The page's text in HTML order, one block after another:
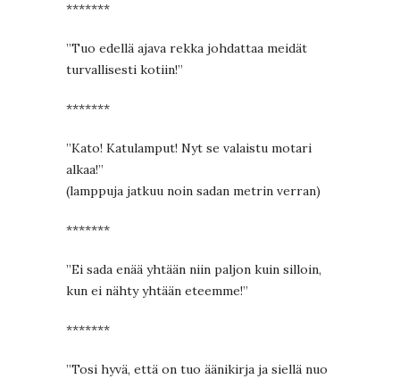
*******
”Tuo edellä ajava rekka johdattaa meidät
turvallisesti kotiin!”
*******
”Kato! Katulamput! Nyt se valaistu motari
alkaa!”
(lamppuja jatkuu noin sadan metrin verran)
*******
”Ei sada enää yhtään niin paljon kuin silloin,
kun ei nähty yhtään eteemme!”
*******
”Tosi hyvä, että on tuo äänikirja ja siellä nuo